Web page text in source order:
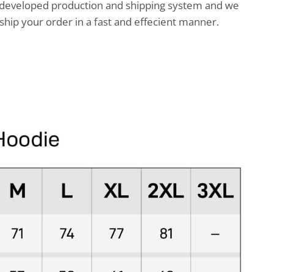
production and shipping system and we
your order in a fast and effecient manner.